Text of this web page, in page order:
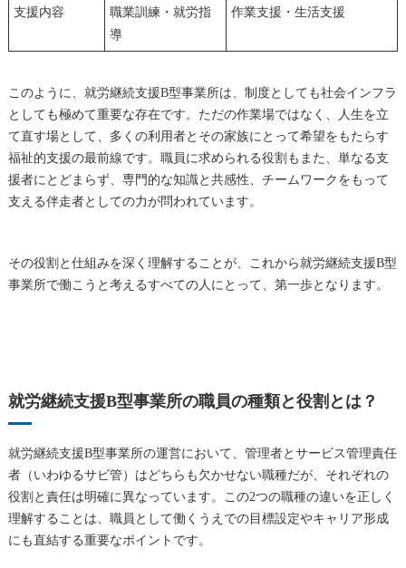
支援内容
職業訓練・就労指
導
作業支援・生活支援
このように、就労継続支援B型事業所は、制度としても社会インフラ
としても極めて重要な存在です。ただの作業場ではなく、人生を立
て直す場として、多くの利用者とその家族にとって希望をもたらす
福祉的支援の最前線です。職員に求められる役割もまた、単なる支
援者にとどまらず、専門的な知識と共感性、チームワークをもって
支える伴走者としての力が問われています。
その役割と仕組みを深く理解することが、これから就労継続支援B型
事業所で働こうと考えるすべての人にとって、第一歩となります。
就労継続支援B型事業所の職員の種類と役割とは？
就労継続支援B型事業所の運営において、管理者とサービス管理責任
者（いわゆるサビ管）はどちらも欠かせない職種だが、それぞれの
役割と責任は明確に異なっています。この2つの職種の違いを正しく
理解することは、職員として働くうえでの目標設定やキャリア形成
にも直結する重要なポイントです。